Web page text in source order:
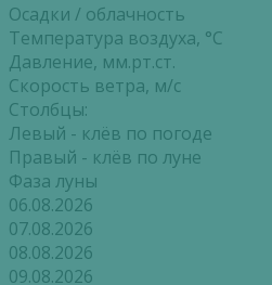
Осадки / облачность
Температура воздуха, °С
Давление, мм.рт.ст.
Скорость ветра, м/с
Столбцы:
Левый - клёв по погоде
Правый - клёв по луне
Фаза луны
06.08.2026
07.08.2026
08.08.2026
09.08.2026